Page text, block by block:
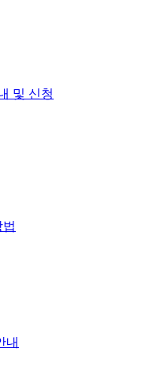
및 신청
내